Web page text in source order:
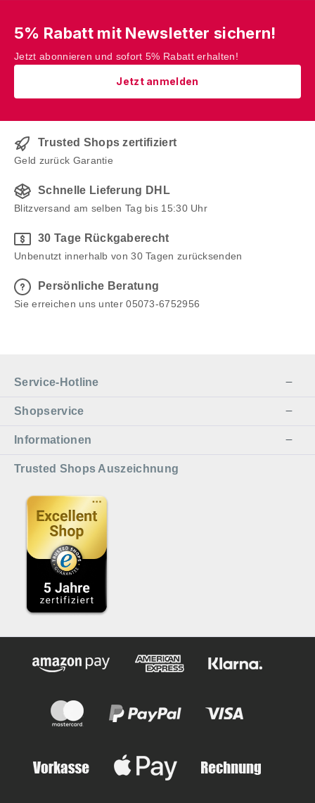
5% Rabatt mit Newsletter sichern!
Jetzt abonnieren und sofort 5% Rabatt erhalten!
Jetzt anmelden
Trusted Shops zertifiziert
Geld zurück Garantie
Schnelle Lieferung DHL
Blitzversand am selben Tag bis 15:30 Uhr
30 Tage Rückgaberecht
Unbenutzt innerhalb von 30 Tagen zurücksenden
Persönliche Beratung
Sie erreichen uns unter 05073-6752956
Service-Hotline
Shopservice
Informationen
Trusted Shops Auszeichnung